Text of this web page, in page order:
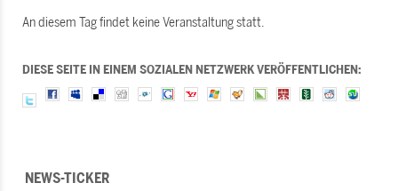
An diesem Tag findet keine Veranstaltung statt.
DIESE SEITE IN EINEM SOZIALEN NETZWERK VERÖFFENTLICHEN:
NEWS-TICKER